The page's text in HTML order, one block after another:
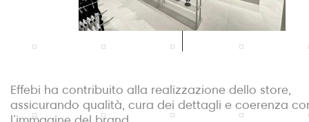
Effebi ha contribuito alla realizzazione dello store,
assicurando qualità, cura dei dettagli e coerenza